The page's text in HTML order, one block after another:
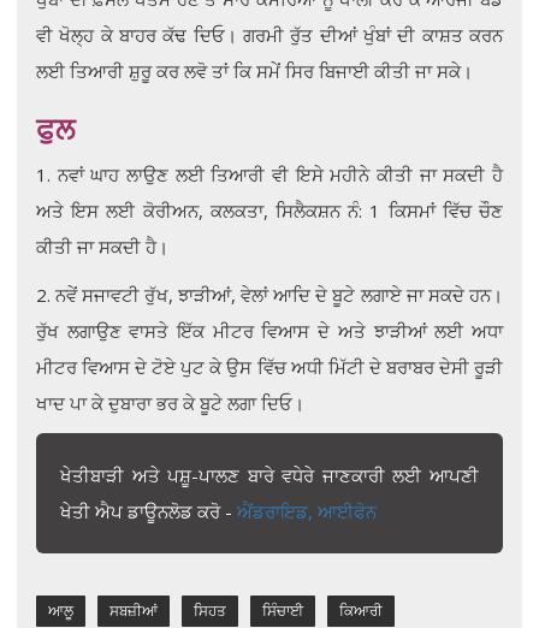
ਵੀ ਖੋਲ੍ਹ ਕੇ ਬਾਹਰ ਕੱਢ ਦਿਓ। ਗਰਮੀ ਰੁੱਤ ਦੀਆਂ ਖੁੰਬਾਂ ਦੀ ਕਾਸ਼ਤ ਕਰਨ
ਲਈ ਤਿਆਰੀ ਸ਼ੁਰੂ ਕਰ ਲਵੋ ਤਾਂ ਕਿ ਸਮੇਂ ਸਿਰ ਬਿਜਾਈ ਕੀਤੀ ਜਾ ਸਕੇ।
ਫੁਲ
1. ਨਵਾਂ ਘਾਹ ਲਾਉਣ ਲਈ ਤਿਆਰੀ ਵੀ ਇਸੇ ਮਹੀਨੇ ਕੀਤੀ ਜਾ ਸਕਦੀ ਹੈ
ਅਤੇ ਇਸ ਲਈ ਕੋਰੀਅਨ, ਕਲਕਤਾ, ਸਿਲੈਕਸ਼ਨ ਨੰ: 1 ਕਿਸਮਾਂ ਵਿੱਚ ਚੌਣ
ਕੀਤੀ ਜਾ ਸਕਦੀ ਹੈ।
2. ਨਵੇਂ ਸਜਾਵਟੀ ਰੁੱਖ, ਝਾੜੀਆਂ, ਵੇਲਾਂ ਆਦਿ ਦੇ ਬੂਟੇ ਲਗਾਏ ਜਾ ਸਕਦੇ ਹਨ।
ਰੁੱਖ ਲਗਾਉਣ ਵਾਸਤੇ ਇੱਕ ਮੀਟਰ ਵਿਆਸ ਦੇ ਅਤੇ ਝਾੜੀਆਂ ਲਈ ਅਧਾ
ਮੀਟਰ ਵਿਆਸ ਦੇ ਟੋਏ ਪੁਟ ਕੇ ਉਸ ਵਿੱਚ ਅਧੀ ਮਿੱਟੀ ਦੇ ਬਰਾਬਰ ਦੇਸੀ ਰੂੜੀ
ਖਾਦ ਪਾ ਕੇ ਦੁਬਾਰਾ ਭਰ ਕੇ ਬੂਟੇ ਲਗਾ ਦਿਓ।
ਖੇਤੀਬਾੜੀ ਅਤੇ ਪਸ਼ੂ-ਪਾਲਣ ਬਾਰੇ ਵਧੇਰੇ ਜਾਣਕਾਰੀ ਲਈ ਆਪਣੀ
ਖੇਤੀ ਐਪ ਡਾਊਨਲੋਡ ਕਰੋ - ਐਂਡਰਾਇਡ, ਆਈਫੋਨ
ਆਲੂ ਸਬਜ਼ੀਆਂ ਸਿਹਤ ਸਿੰਚਾਈ ਕਿਆਰੀ